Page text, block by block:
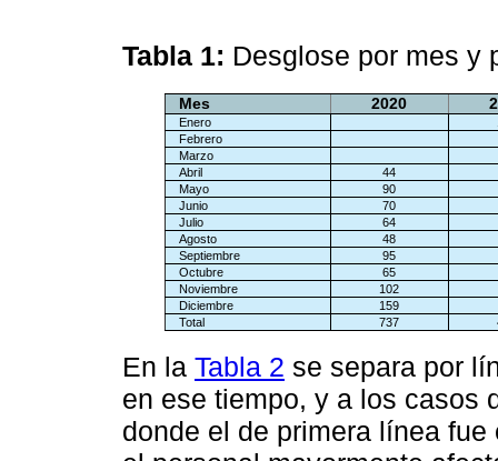
Tabla 1: Desglose por mes y
Mes 2020
Enero
Febrero
Marzo
Abril
44
Mayo
90
Junio
70
Julio
64
Agosto
48
Septiembre
95
Octubre
65
Noviembre
102
Diciembre
159
Total
737
En la Tabla 2 se separa por
en ese tiempo, y a los casos
donde el de primera línea